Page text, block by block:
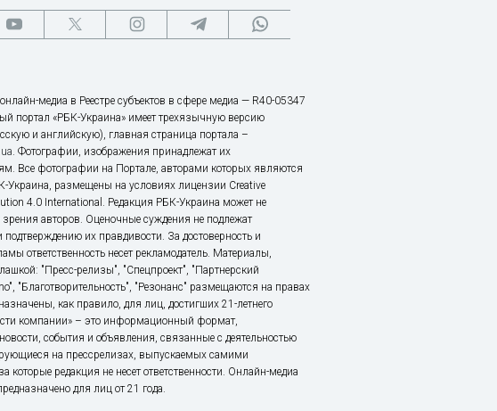
медиа в Реестре субъектов в сфере медиа — R40-05347
портал «РБК-Украина» имеет трехязычную версию
и английскую), главная страница портала –
. Фотографии, изображения принадлежат их
Все фотографии на Портале, авторами которых являются
Украина, размещены на условиях лицензии Creative
4.0 International. Редакция РБК-Украина может не
зрения авторов. Оценочные суждения не подлежат
их правдивости. За достоверность и
ответственность несет рекламодатель. Материалы,
"Пресс-релизы", "Спецпроект", "Партнерский
"Благотворительность", "Резонанс" размещаются на правах
как правило, для лиц, достигших 21-летнего
компании» – это информационный формат,
события и объявления, связанные с деятельностью
на прессрелизах, выпускаемых самими
которые редакция не несет ответственности. Онлайн-медиа
для лиц от 21 года.